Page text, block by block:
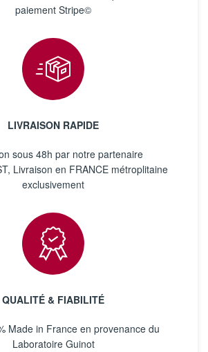
paiement Stripe©
LIVRAISON RAPIDE
sous 48h par notre partenaire
Livraison en FRANCE métroplitaine
exclusivement
QUALITÉ & FIABILITÉ
Made in France en provenance du
Laboratoire Guinot